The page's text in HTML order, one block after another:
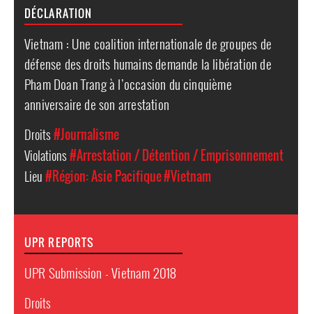
DÉCLARATION
Vietnam : Une coalition internationale de groupes de
défense des droits humains demande la libération de
Pham Doan Trang à l’occasion du cinquième
anniversaire de son arrestation
Droits#Journalisme
Violations#Arrestation / Détention / Emprisonnement
Lieu#Région: Asie Pacifique#Vietnam
UPR REPORTS
UPR Submission - Vietnam 2018
Droits